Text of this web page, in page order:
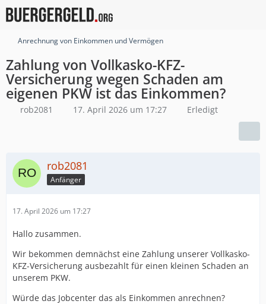
Anrechnung von Einkommen und Vermögen
Zahlung von Vollkasko-KFZ-
Versicherung wegen Schaden am
eigenen PKW ist das Einkommen?
rob2081 17. April 2026 um 17:27 Erledigt
rob2081
Anfänger
17. April 2026 um 17:27
Hallo zusammen.
Wir bekommen demnächst eine Zahlung unserer Vollkasko-
KFZ-Versicherung ausbezahlt für einen kleinen Schaden an
unserem PKW.
Würde das Jobcenter das als Einkommen anrechnen?